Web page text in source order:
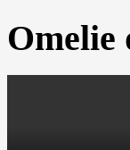
Omelie